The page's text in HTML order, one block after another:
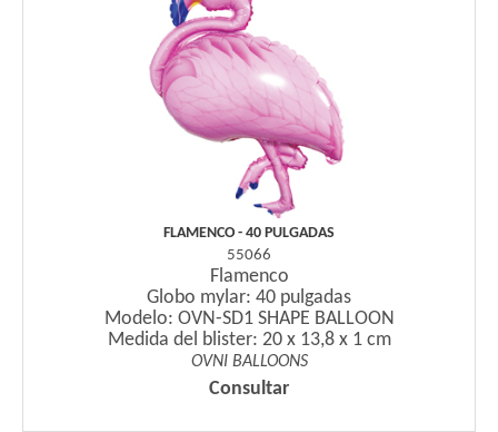
FLAMENCO - 40 PULGADAS
55066
Flamenco
Globo mylar: 40 pulgadas
Modelo: OVN-SD1 SHAPE BALLOON
Medida del blister: 20 x 13,8 x 1 cm
OVNI BALLOONS
Consultar